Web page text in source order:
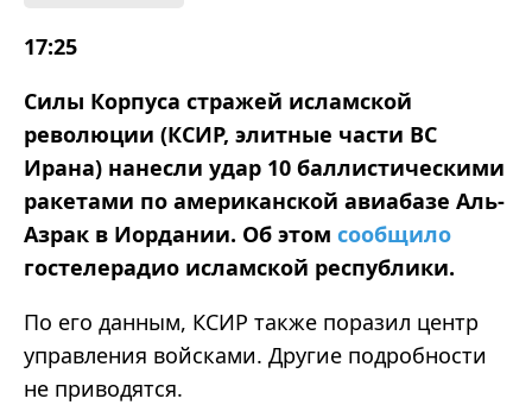
17:25
Силы Корпуса стражей исламской
революции (КСИР, элитные части ВС
Ирана) нанесли удар 10 баллистическими
ракетами по американской авиабазе Аль-
Азрак в Иордании. Об этом сообщило
гостелерадио исламской республики.
По его данным, КСИР также поразил центр
управления войсками. Другие подробности
не приводятся.